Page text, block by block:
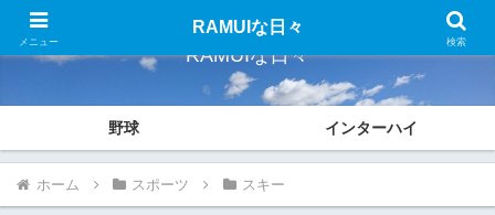
RAMUIな日々
野球 インターハイ
ホーム スポーツ スキー
メニュー
RAMUIな日々
検索